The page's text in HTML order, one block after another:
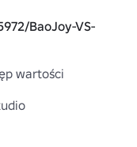
BaoJoy-VS-
wartości